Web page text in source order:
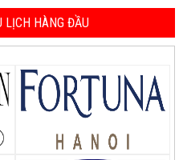
LỊCH HÀNG ĐẦU